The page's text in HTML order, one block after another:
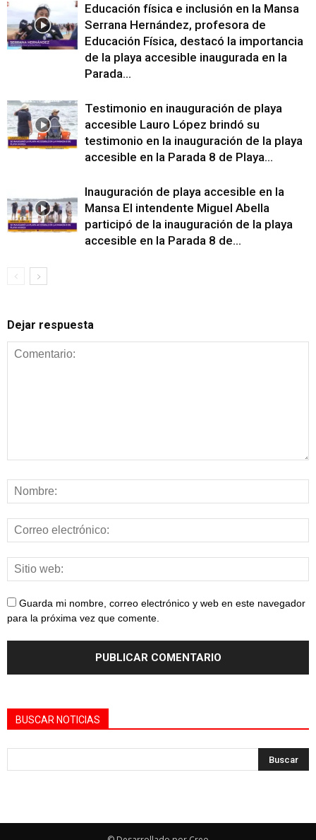
Educación física e inclusión en la Mansa
Serrana Hernández, profesora de
Educación Física, destacó la importancia
de la playa accesible inaugurada en la
Parada...
Testimonio en inauguración de playa
accesible Lauro López brindó su
testimonio en la inauguración de la playa
accesible en la Parada 8 de Playa...
Inauguración de playa accesible en la
Mansa El intendente Miguel Abella
participó de la inauguración de la playa
accesible en la Parada 8 de...
Dejar respuesta
Guarda mi nombre, correo electrónico y web en este navegador
para la próxima vez que comente.
BUSCAR NOTICIAS